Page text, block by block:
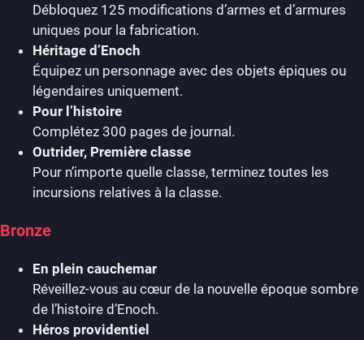
Débloquez 125 modifications d’armes et d’armures
uniques pour la fabrication.
Héritage d’Enoch
Équipez un personnage avec des objets épiques ou
légendaires uniquement.
Pour l’histoire
Complétez 300 pages de journal.
Outrider, Première classe
Pour n’importe quelle classe, terminez toutes les
incursions relatives à la classe.
Bronze
En plein cauchemar
Réveillez-vous au cœur de la nouvelle époque sombre
de l’histoire d’Enoch.
Héros providentiel